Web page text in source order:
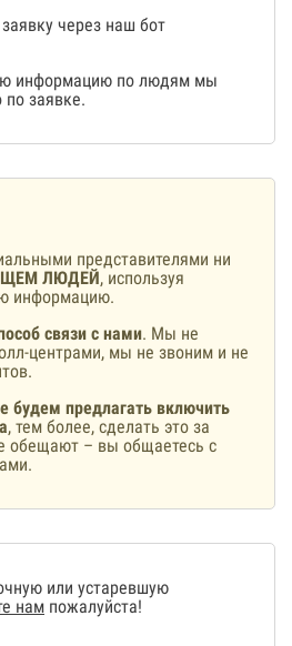
через наш бот
информацию по людям мы
по заявке.
представителями ни
ЛЮДЕЙ, используя
информацию.
связи с нами. Мы не
центрами, мы не звоним и не
будем предлагать включить
, тем более, сделать это за
обещают – вы общаетесь с
или устаревшую
нам пожалуйста!